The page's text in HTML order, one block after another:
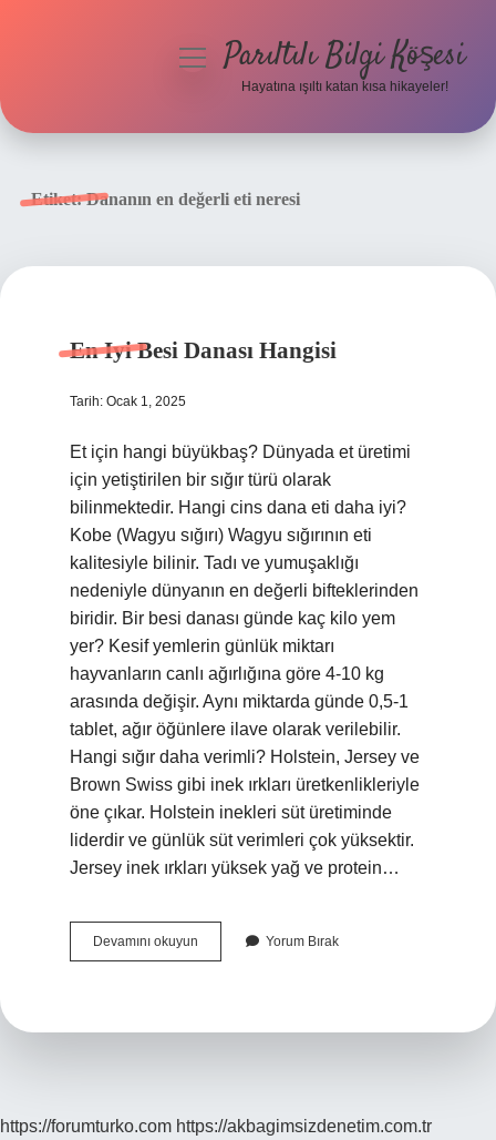
menüyüParıltılı Bilgi Köşesi
Hayatına ışıltı katan kısa hikayeler!
Etiket:Dananın en değerli eti neresi
En Iyi Besi Danası Hangisi
Tarih: Ocak 1, 2025
Et için hangi büyükbaş? Dünyada et üretimi
için yetiştirilen bir sığır türü olarak
bilinmektedir. Hangi cins dana eti daha iyi?
Kobe (Wagyu sığırı) Wagyu sığırının eti
kalitesiyle bilinir. Tadı ve yumuşaklığı
nedeniyle dünyanın en değerli bifteklerinden
biridir. Bir besi danası günde kaç kilo yem
yer? Kesif yemlerin günlük miktarı
hayvanların canlı ağırlığına göre 4-10 kg
arasında değişir. Aynı miktarda günde 0,5-1
tablet, ağır öğünlere ilave olarak verilebilir.
Hangi sığır daha verimli? Holstein, Jersey ve
Brown Swiss gibi inek ırkları üretkenlikleriyle
öne çıkar. Holstein inekleri süt üretiminde
liderdir ve günlük süt verimleri çok yüksektir.
Jersey inek ırkları yüksek yağ ve protein…
Devamını okuyun
Iyi
Yorum Bırak
https://forumturko.com https://akbagimsizdenetim.com.tr